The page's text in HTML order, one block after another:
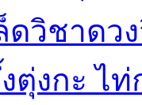
วิชาดว
ตุ่งกะ ไ